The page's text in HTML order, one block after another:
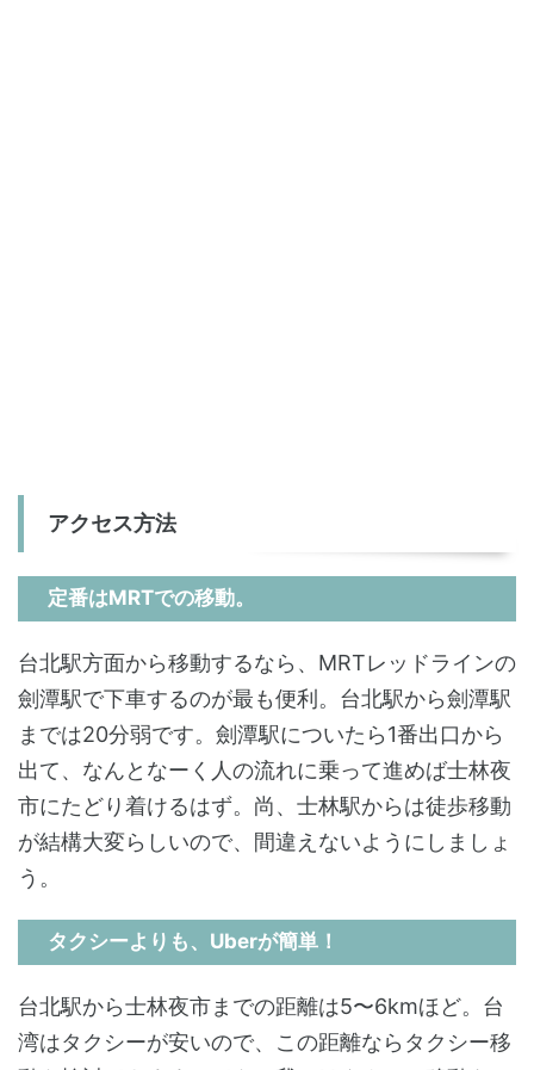
アクセス方法
定番はMRTでの移動。
台北駅方面から移動するなら、MRTレッドラインの
劍潭駅で下車するのが最も便利。台北駅から劍潭駅
までは20分弱です。劍潭駅についたら1番出口から
出て、なんとなーく人の流れに乗って進めば士林夜
市にたどり着けるはず。尚、士林駅からは徒歩移動
が結構大変らしいので、間違えないようにしましょ
う。
タクシーよりも、Uberが簡単！
台北駅から士林夜市までの距離は5〜6kmほど。台
湾はタクシーが安いので、この距離ならタクシー移